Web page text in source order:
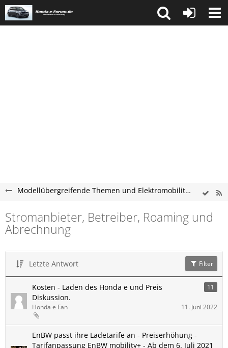
Modellübergreifende Themen und Elektromobilität
Stromanbieter, Betreiber, Roaming und
Abrechnung
Letzte Antwort Filter
Kosten - Laden des Honda e und Preis
Diskussion.
11
Honda e Fan 11. Juni 2022
EnBW passt ihre Ladetarife an - Preiserhöhung -
Tarifanpassung EnBW mobility+ - Ab dem 6. Juli 2021